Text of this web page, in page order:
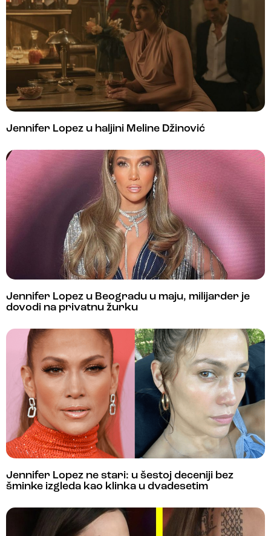
Jennifer Lopez u haljini Meline Džinović
Jennifer Lopez u Beogradu u maju, milijarder je
dovodi na privatnu žurku
Jennifer Lopez ne stari: u šestoj deceniji bez
šminke izgleda kao klinka u dvadesetim